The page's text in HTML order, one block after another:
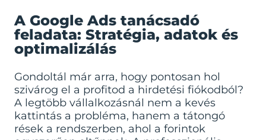
A Google Ads tanácsadó
feladata: Stratégia, adatok és
optimalizálás
Gondoltál már arra, hogy pontosan hol
szivárog el a profitod a hirdetési fiókodból?
A legtöbb vállalkozásnál nem a kevés
kattintás a probléma, hanem a tátongó
rések a rendszerben, ahol a forintok